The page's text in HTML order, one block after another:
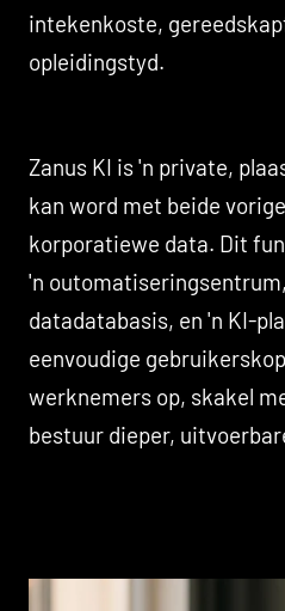
intekenkoste,
opleidingstyd.
Zanus KI is 'n private,
kan word met beide
korporatiewe data. Dit
'n
datadatabasis, en 'n KI-
eenvoudige
werknemers op, skakel
bestuur dieper,